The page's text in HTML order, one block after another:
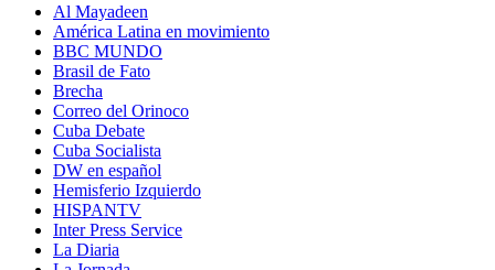
Al Mayadeen
América Latina en movimiento
BBC MUNDO
Brasil de Fato
Brecha
Correo del Orinoco
Cuba Debate
Cuba Socialista
DW en español
Hemisferio Izquierdo
HISPANTV
Inter Press Service
La Diaria